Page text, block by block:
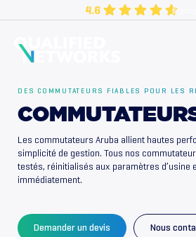
au
4.6
DES COMMUTATEURS FIABLES POUR LES
Les commutateurs Aruba allient hautes
simplicité de gestion. Tous nos
testés, réinitialisés aux paramètres d’usine
immédiatement.
Demander un devis Nous